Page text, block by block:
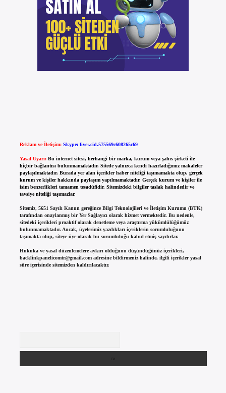
Reklam ve İletişim: Skype: live:.cid.575569c608265c69
Yasal Uyarı: Bu internet sitesi, herhangi bir marka, kurum veya şahıs şirketi ile
hiçbir bağlantısı bulunmamaktadır. Sitede yalnızca kendi hazırladığımız makaleler
paylaşılmaktadır. Burada yer alan içerikler haber niteliği taşımamakta olup, gerçek
kurum ve kişiler hakkında paylaşım yapılmamaktadır. Gerçek kurum ve kişiler ile
isim benzerlikleri tamamen tesadüfidir. Sitemizdeki bilgiler taslak halindedir ve
tavsiye niteliği taşımazlar.
Sitemiz, 5651 Sayılı Kanun gereğince Bilgi Teknolojileri ve İletişim Kurumu (BTK)
tarafından onaylanmış bir Yer Sağlayıcı olarak hizmet vermektedir. Bu nedenle,
sitedeki içerikleri proaktif olarak denetleme veya araştırma yükümlülüğümüz
bulunmamaktadır. Ancak, üyelerimiz yazdıkları içeriklerin sorumluluğunu
taşımakta olup, siteye üye olarak bu sorumluluğu kabul etmiş sayılırlar.
Hukuka ve yasal düzenlemelere aykırı olduğunu düşündüğünüz içerikleri,
backlinkpanelicomtr@gmail.comadresine bildirmeniz halinde, ilgili içerikler yasal
süre içerisinde sitemizden kaldırılacaktır.